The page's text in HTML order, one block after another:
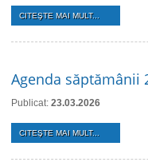
CITEŞTE MAI MULT...
Agenda săptămânii
Publicat: 23.03.2026
CITEŞTE MAI MULT...